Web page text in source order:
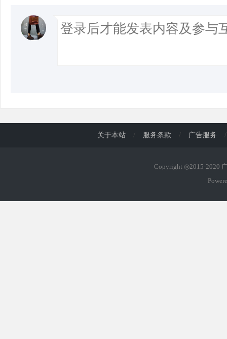
关于本站 / 服务条款 / 广告服务 /
Copyright ◎2015-2020